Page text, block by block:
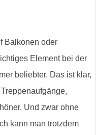
Balkonen oder
Element bei der
beliebter. Das ist klar,
Und zwar ohne
kann man trotzdem